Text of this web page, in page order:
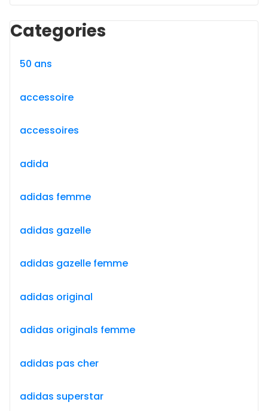
Categories
50 ans
accessoire
accessoires
adida
adidas femme
adidas gazelle
adidas gazelle femme
adidas original
adidas originals femme
adidas pas cher
adidas superstar